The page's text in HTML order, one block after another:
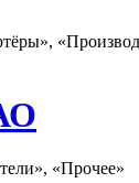
«Прочее»